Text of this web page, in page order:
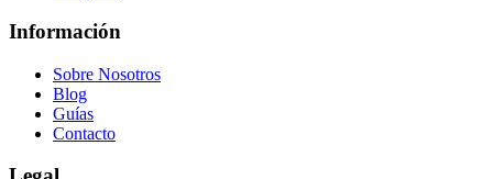
Información
Sobre Nosotros
Blog
Guías
Contacto